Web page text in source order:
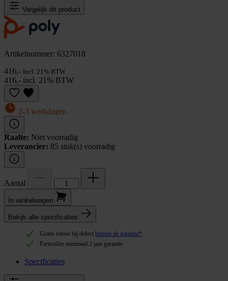
Vergelijk dit product
Artikelnummer: 6327018
416,- Incl. 21% BTW
416,- incl. 21% BTW
2-3 werkdagen
Raalte: Niet voorradig
Leverancier: 85 stuk(s) voorradig
Aantal
In winkel­wagen
Bekijk alle specificaties
Gratis retour bij defect binnen de garantie*
Particulier minimaal 2 jaar garantie
Specificaties